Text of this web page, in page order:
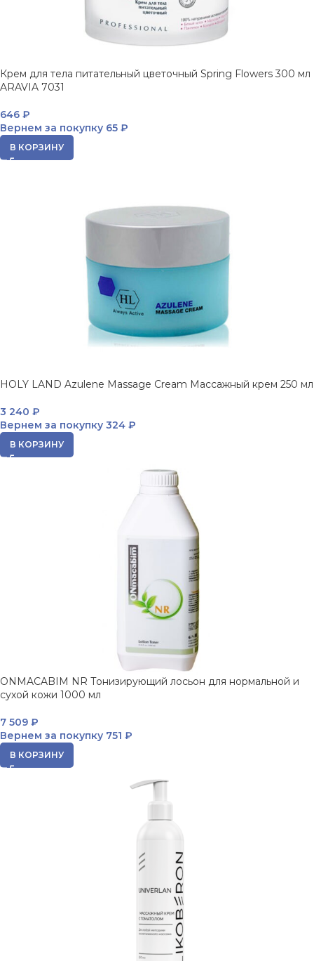
Крем для тела питательный цветочный Spring Flowers 300 мл
ARAVIA 7031
646 ₽
Вернем за покупку 65 ₽
В КОРЗИНУ
HOLY LAND Azulene Massage Cream Массажный крем 250 мл
3 240 ₽
Вернем за покупку 324 ₽
В КОРЗИНУ
ONMACABIM NR Тонизирующий лосьон для нормальной и
сухой кожи 1000 мл
7 509 ₽
Вернем за покупку 751 ₽
В КОРЗИНУ